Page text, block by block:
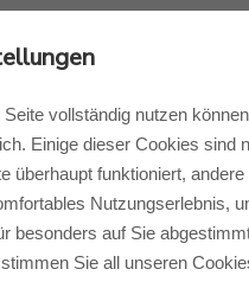
Custom Install
Audio
vollständig nutzen
Einige dieser Cookies sind
überhaupt funktioniert,
Nutzungserlebnis,
besonders auf Sie
Sie all unseren